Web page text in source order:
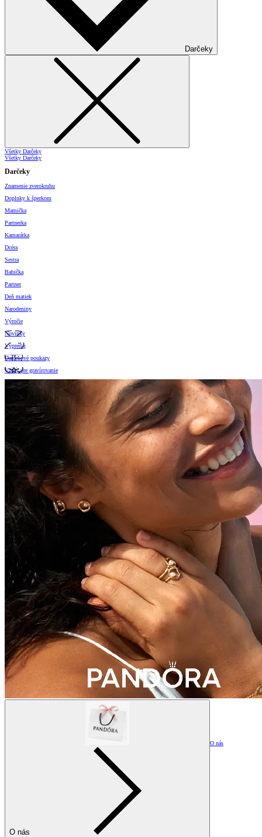
Darčeky
Všetky Darčeky
Všetky Darčeky
Darčeky
Znamenie zverokruhu
Doplnky k šperkom
Mamička
Partnerka
Kamarátka
Dcéra
Sestra
Babička
Partner
Deň matiek
Narodeniny
Výročie
Novinky
Výpredaj
Darčekové poukazy
Vzory pre gravírovanie
O nás
O nás